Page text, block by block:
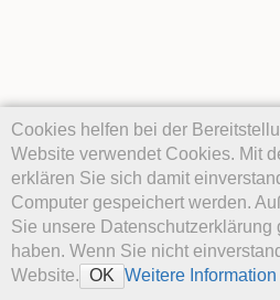
Cookies helfen bei der
Website verwendet Cookies. Mit
erklären Sie sich damit
Computer gespeichert werden.
Sie unsere Datenschutzerklärung
haben. Wenn Sie nicht
Website. OK Weitere Information